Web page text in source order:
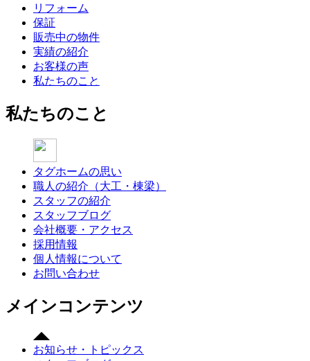
リフォーム
保証
販売中の物件
実績の紹介
お客様の声
私たちのこと
私たちのこと
タグホームの思い
職人の紹介（大工・棟梁）
スタッフの紹介
スタッフブログ
会社概要・アクセス
採用情報
個人情報について
お問い合わせ
メインコンテンツ
お知らせ・トピックス